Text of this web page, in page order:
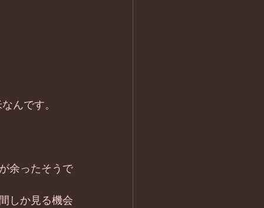
んです。
余ったそうで
しか見る機会